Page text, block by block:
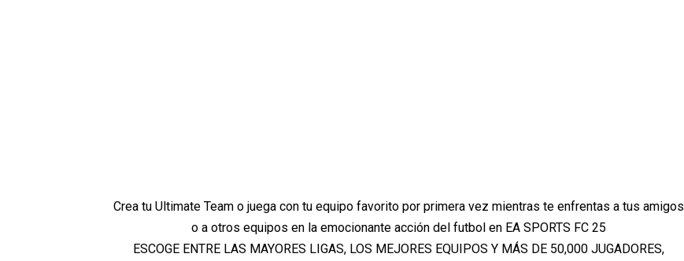
Crea tu Ultimate Team o juega con tu equipo favorito por primera vez mientras te enfrentas a tus amigos
o a otros equipos en la emocionante acción del futbol en EA SPORTS FC 25
ESCOGE ENTRE LAS MAYORES LIGAS, LOS MEJORES EQUIPOS Y MÁS DE 50,000 JUGADORES,